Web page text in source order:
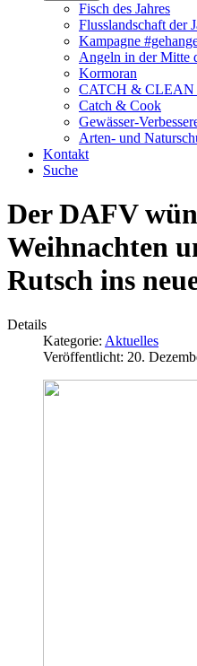
Fisch des Jahres
Flusslandschaft der
Kampagne
Angeln in der Mitte
Kormoran
CATCH &
Catch & Cook
Gewässer-
Arten- und
Kontakt
Suche
Der DAFV
Weihnachten
Rutsch ins
Details
Kategorie: Aktuelles
Veröffentlicht: 20.